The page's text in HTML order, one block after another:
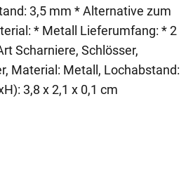
3,5 mm * Alternative zum
* Metall Lieferumfang: * 2
Scharniere, Schlösser,
Material: Metall, Lochabstand:
3,8 x 2,1 x 0,1 cm